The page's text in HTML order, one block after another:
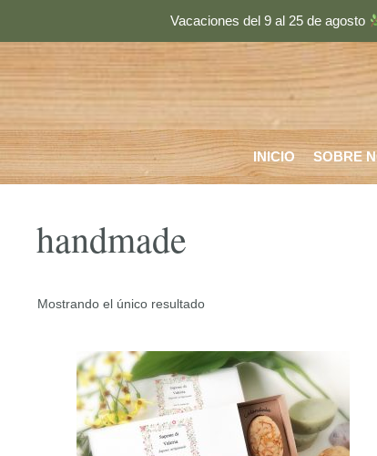
contenido
Vacaciones del 9 al 25 de agosto
INICIO SOBRE
handmade
Mostrando el único resultado